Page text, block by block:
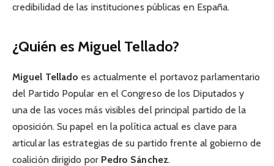
credibilidad de las instituciones públicas en España.
¿Quién es Miguel Tellado?
Miguel Tellado es actualmente el portavoz parlamentario
del Partido Popular en el Congreso de los Diputados y
una de las voces más visibles del principal partido de la
oposición. Su papel en la política actual es clave para
articular las estrategias de su partido frente al gobierno de
coalición dirigido por Pedro Sánchez.